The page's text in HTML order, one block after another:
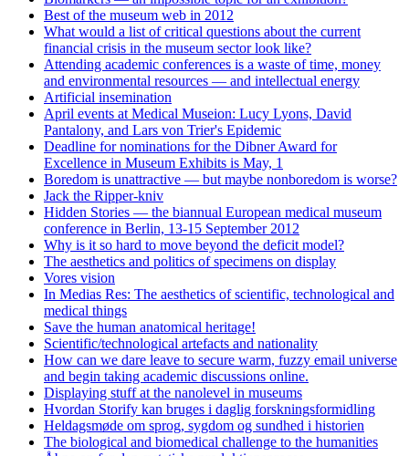
Best of the museum web in 2012
What would a list of critical questions about the current
financial crisis in the museum sector look like?
Attending academic conferences is a waste of time, money
and environmental resources — and intellectual energy
Artificial insemination
April events at Medical Museion: Lucy Lyons, David
Pantalony, and Lars von Trier's Epidemic
Deadline for nominations for the Dibner Award for
Excellence in Museum Exhibits is May, 1
Boredom is unattractive — but maybe nonboredom is worse?
Jack the Ripper-kniv
Hidden Stories — the biannual European medical museum
conference in Berlin, 13-15 September 2012
Why is it so hard to move beyond the deficit model?
The aesthetics and politics of specimens on display
Vores vision
In Medias Res: The aesthetics of scientific, technological and
medical things
Save the human anatomical heritage!
Scientific/technological artefacts and nationality
How can we dare leave to secure warm, fuzzy email universe
and begin taking academic discussions online.
Displaying stuff at the nanolevel in museums
Hvordan Storify kan bruges i daglig forskningsformidling
Heldagsmøde om sprog, sygdom og sundhed i historien
The biological and biomedical challenge to the humanities